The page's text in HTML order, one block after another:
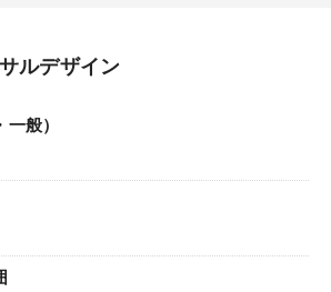
ルデザイン
般）